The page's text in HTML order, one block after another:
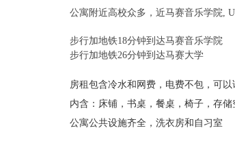
公寓附近高校众多，近马赛音乐学院,
步行加地铁18分钟到达马赛音乐学院
步行加地铁26分钟到达马赛大学
房租包含冷水和网费，电费不包，可
内含：床铺，书桌，餐桌，椅子，存
公寓公共设施齐全，洗衣房和自习室